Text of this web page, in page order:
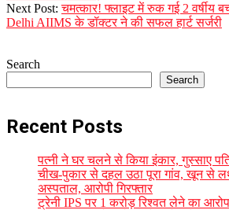
28
Next Post:चमत्कार! फ्लाइट में रुक गई 2 वर्षीय
Delhi AIIMS के डॉक्टर ने की सफल हार्ट सर्जरी
Search
Search
Recent Posts
पत्नी ने घर चलने से किया इंकार, गुस्साए
चीख-पुकार से दहल उठा पूरा गांव, खून से
अस्पताल, आरोपी गिरफ्तार
ट्रेनी IPS पर 1 करोड़ रिश्वत लेने का